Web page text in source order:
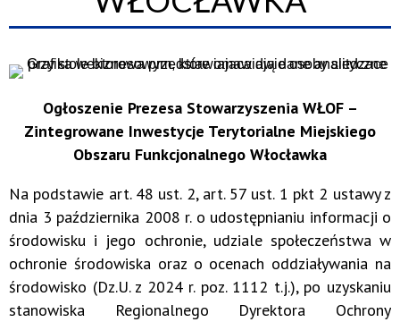
Ogłoszenie Prezesa Stowarzyszenia WŁOF –
Zintegrowane Inwestycje Terytorialne Miejskiego
Obszaru Funkcjonalnego Włocławka
Na podstawie art. 48 ust. 2, art. 57 ust. 1 pkt 2 ustawy z
dnia 3 października 2008 r. o udostępnianiu informacji o
środowisku i jego ochronie, udziale społeczeństwa w
ochronie środowiska oraz o ocenach oddziaływania na
środowisko (Dz.U. z 2024 r. poz. 1112 t.j.), po uzyskaniu
stanowiska Regionalnego Dyrektora Ochrony